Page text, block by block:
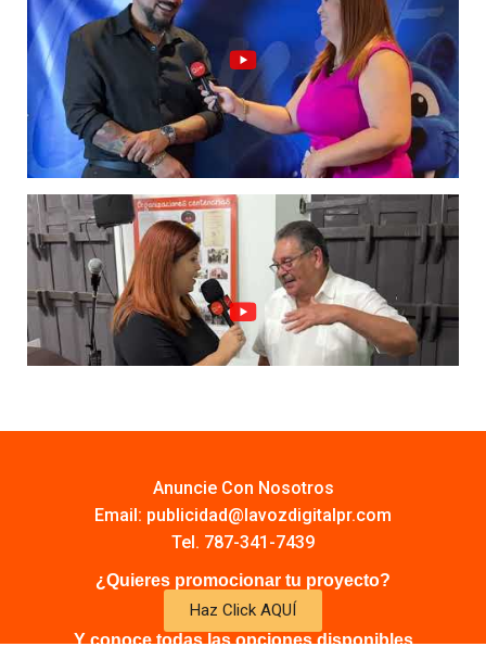
Anuncie Con Nosotros
Email: publicidad@lavozdigitalpr.com
Tel. 787-341-7439
¿Quieres promocionar tu proyecto?
Haz Click AQUÍ
Y conoce todas las opciones disponibles